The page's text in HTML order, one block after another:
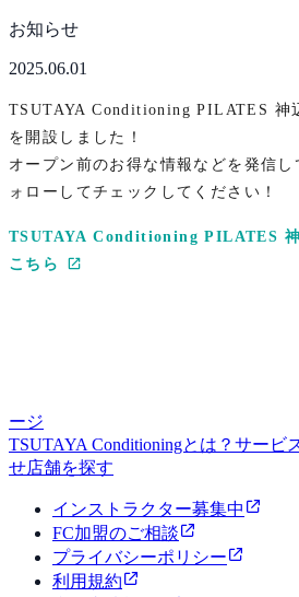
お知らせ
2025.06.01
TSUTAYA Conditioning PILATES 神
を開設しました！
オープン前のお得な情報などを発信
ォローしてチェックしてください！
TSUTAYA Conditioning PILATES
こちら
ージ
TSUTAYA Conditioningとは？ サービ
せ店舗を探す
インストラクター募集中
FC加盟のご相談
プライバシーポリシー
利用規約